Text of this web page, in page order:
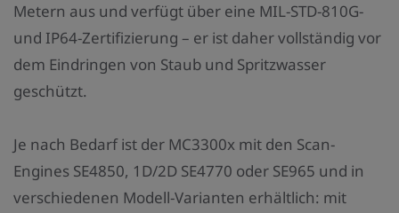
Metern aus und verfügt über eine MIL-STD-810G-
und IP64-Zertifizierung – er ist daher vollständig vor
dem Eindringen von Staub und Spritzwasser
geschützt.
Je nach Bedarf ist der MC3300x mit den Scan-
Engines SE4850, 1D/2D SE4770 oder SE965 und in
verschiedenen Modell-Varianten erhältlich: mit